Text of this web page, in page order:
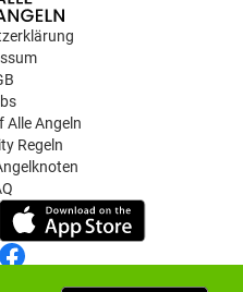
Alle Angeln
Regeln